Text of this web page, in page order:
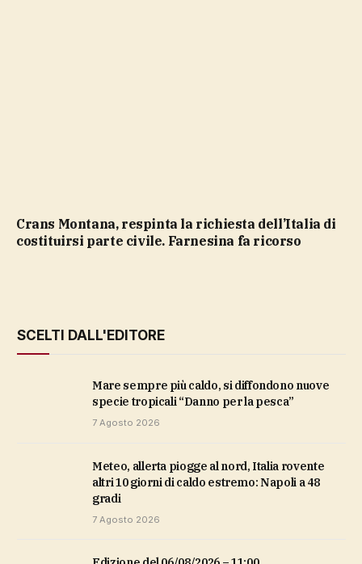
Crans Montana, respinta la richiesta dell’Italia di
costituirsi parte civile. Farnesina fa ricorso
SCELTI DALL'EDITORE
Mare sempre più caldo, si diffondono nuove
specie tropicali “Danno per la pesca”
7 Agosto 2026
Meteo, allerta piogge al nord, Italia rovente
altri 10 giorni di caldo estremo: Napoli a 48
gradi
7 Agosto 2026